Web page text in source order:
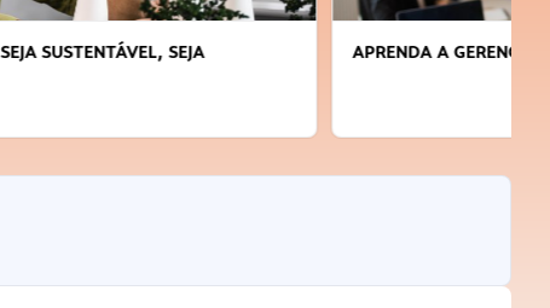
APRENDA A GERENCIAR O SEU TEMPO